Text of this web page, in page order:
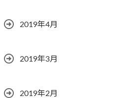
2019年4月
2019年3月
2019年2月